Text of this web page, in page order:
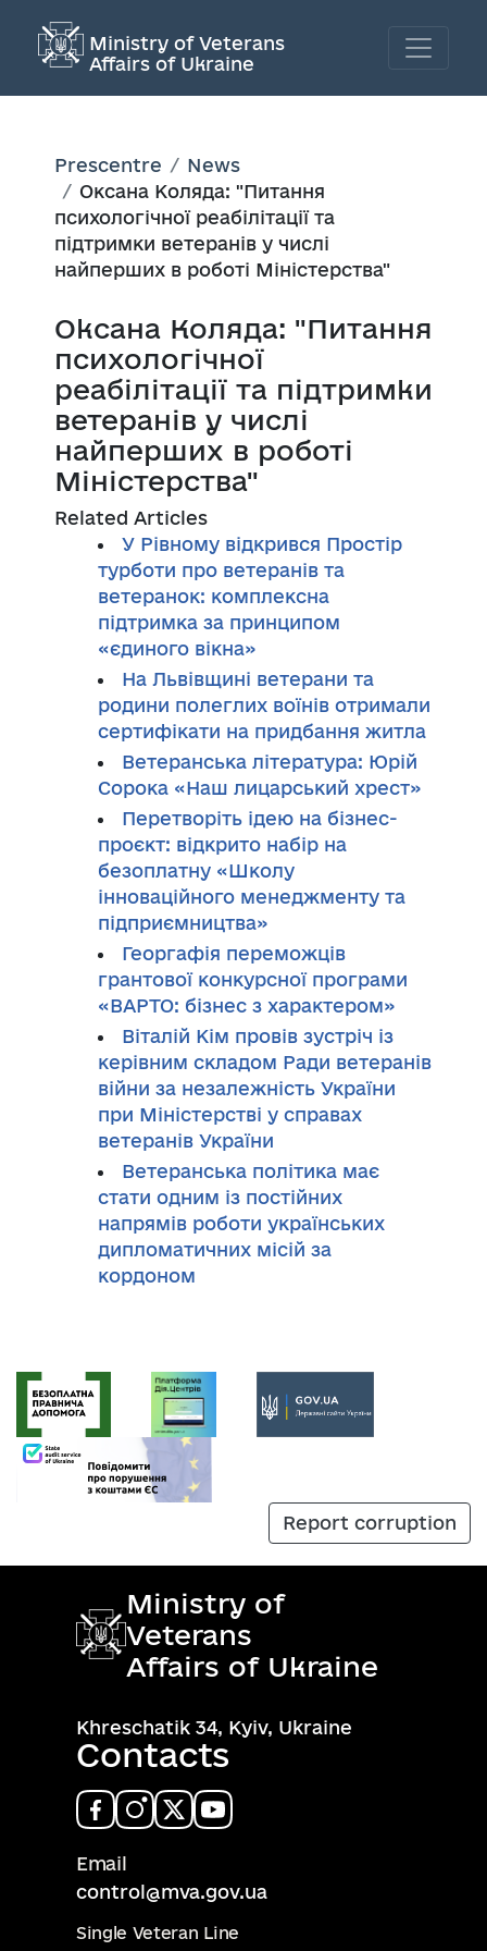
Ministry of Veterans
Affairs of Ukraine
Prescentre
News
Оксана Коляда: "Питання
психологічної реабілітації та
підтримки ветеранів у числі
найперших в роботі Міністерства"
Оксана Коляда: "Питання
психологічної
реабілітації та підтримки
ветеранів у числі
найперших в роботі
Міністерства"
Related Articles
У Рівному відкрився Простір
турботи про ветеранів та
ветеранок: комплексна
підтримка за принципом
«єдиного вікна»
На Львівщині ветерани та
родини полеглих воїнів отримали
сертифікати на придбання житла
Ветеранська література: Юрій
Сорока «Наш лицарський хрест»
Перетворіть ідею на бізнес-
проєкт: відкрито набір на
безоплатну «Школу
інноваційного менеджменту та
підприємництва»
Георгафія переможців
грантової конкурсної програми
«ВАРТО: бізнес з характером»
Віталій Кім провів зустріч із
керівним складом Ради ветеранів
війни за незалежність України
при Міністерстві у справах
ветеранів України
Ветеранська політика має
стати одним із постійних
напрямів роботи українських
дипломатичних місій за
кордоном
Report corruption
Ministry of
Veterans
Affairs of Ukraine
Khreschatik 34, Kyiv, Ukraine
Contacts
Email
control@mva.gov.ua
Single Veteran Line